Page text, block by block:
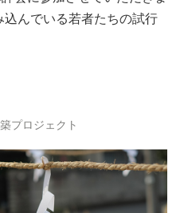
込んでいる若者たちの試行
プロジェクト